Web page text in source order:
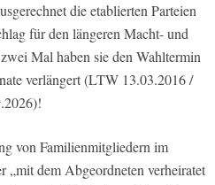
die etablierten Parteien
für den längeren Macht- und
Mal haben sie den Wahltermin
verlängert (LTW 13.03.2016 /
von Familienmitgliedern im
„mit dem Abgeordneten verheiratet